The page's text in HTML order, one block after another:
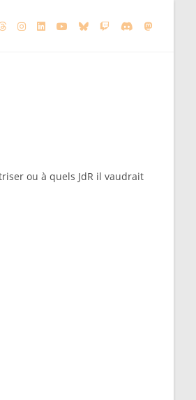
ou à quels JdR il vaudrait